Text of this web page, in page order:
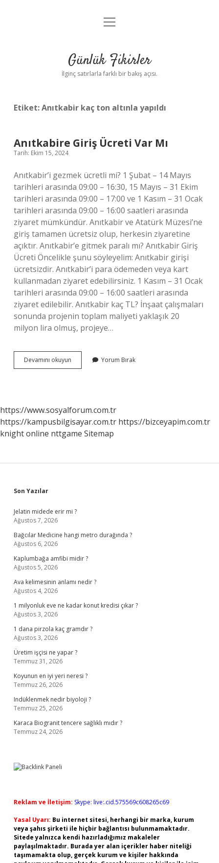
Anasayfa
Yasal Uyarı
menüyü
Günlük Fikirler
İlginç satırlarla farklı bir bakış açısı.
Etiket:Anıtkabir kaç ton altınla yapıldı
Anıtkabire Giriş Ücreti Var Mı
Tarih: Ekim 15, 2024
Anıtkabir’i gezmek ücretli mi? 1 Şubat – 14 Mayıs
tarihleri ​​arasında 09:00 – 16:30, 15 Mayıs – 31 Ekim
tarihleri ​​arasında 09:00 – 17:00 ve 1 Kasım – 31 Ocak
tarihleri ​​arasında 09:00 – 16:00 saatleri arasında
ziyaret mümkündür. Anıtkabir ve Atatürk Müzesi’ne
giriş tamamen ücretsiz olup, herkesin ziyaretine
açıktır. Anıtkabir’e gitmek paralı mı? Anıtkabir Giriş
Ücreti Öncelikle şunu söyleyelim: Anıtkabir girişi
ücretsizdir. Anıtkabir’i para ödemeden veya kart
kullanmadan ziyaret edebilirsiniz. 1 Kasım – 31 Ocak
tarihleri ​​arasında 09:00 – 16:00 saatleri arasında
ziyaret edilebilir. Anıtkabir kaç TL? İnşaat çalışmaları
sonunda projenin toplam maliyeti yaklaşık 20
milyon lira olmuş, projeye…
Devamını okuyun Anıtkabire
Giriş
Yorum Bırak
https://www.sosyalforum.com.tr
https://kampusbilgisayar.com.tr https://bizceyapim.com.tr
knight online nttgame Sitemap
Sidebar
Son Yazılar
Jelatin midede erir mi ?
Ağustos 7, 2026
Bağcılar Medicine hangi metro durağında ?
Ağustos 6, 2026
Kaplumbağa amfibi midir ?
Ağustos 5, 2026
Ava kelimesinin anlamı nedir ?
Ağustos 4, 2026
1 milyonluk eve ne kadar konut kredisi çıkar ?
Ağustos 3, 2026
1 dana pirzola kaç gramdır ?
Ağustos 3, 2026
Üretim işçisi ne yapar ?
Temmuz 31, 2026
Koyunun en iyi yeri neresi ?
Temmuz 26, 2026
Indüklenmek nedir biyoloji ?
Temmuz 25, 2026
Karaca Biogranit tencere sağlıklı mıdır ?
Temmuz 24, 2026
Reklam ve İletişim: Skype: live:.cid.575569c608265c69
Yasal Uyarı: Bu internet sitesi, herhangi bir marka, kurum
veya şahıs şirketi ile hiçbir bağlantısı bulunmamaktadır.
Sitede yalnızca kendi hazırladığımız makaleler
paylaşılmaktadır. Burada yer alan içerikler haber niteliği
taşımamakta olup, gerçek kurum ve kişiler hakkında